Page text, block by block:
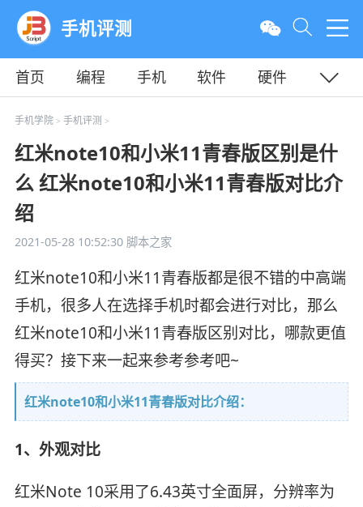
手机评测
首页 编程 手机 软件
硬件
教程
平面
手机学院> 手机评测 >
红米note10和小米11青春版区别是什
么 红米note10和小米11青春版对比介
绍
2021-05-28 10:52:30脚本之家
红米note10和小米11青春版都是很不错的中高端
手机，很多人在选择手机时都会进行对比，那么
红米note10和小米11青春版区别对比，哪款更值
得买？接下来一起来参考参考吧~
红米note10和小米11青春版对比介绍：
1、外观对比
红米Note 10采用了6.43英寸全面屏，分辨率为